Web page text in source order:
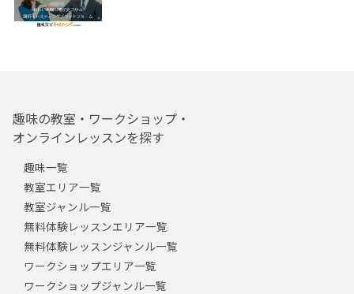
趣味の教室・ワークショップ・
オンラインレッスンを探す
趣味一覧
教室エリア一覧
教室ジャンル一覧
無料体験レッスンエリア一覧
無料体験レッスンジャンル一覧
ワークショップエリア一覧
ワークショップジャンル一覧